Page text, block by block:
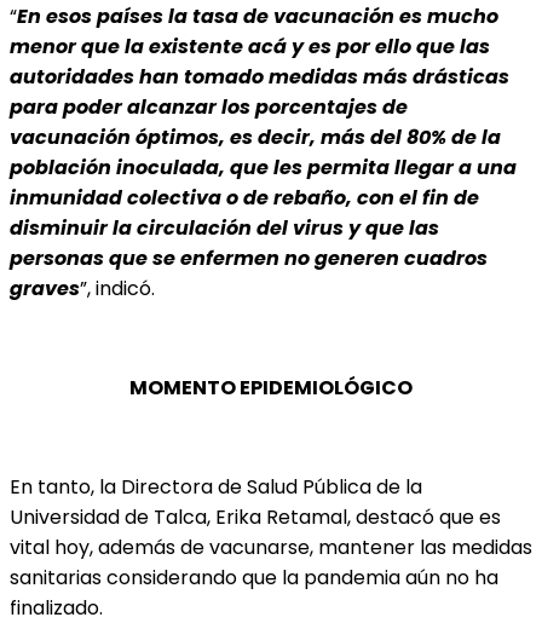
“En esos países la tasa de vacunación es mucho
menor que la existente acá y es por ello que las
autoridades han tomado medidas más drásticas
para poder alcanzar los porcentajes de
vacunación óptimos, es decir, más del 80% de la
población inoculada, que les permita llegar a una
inmunidad colectiva o de rebaño, con el fin de
disminuir la circulación del virus y que las
personas que se enfermen no generen cuadros
graves”, indicó.
MOMENTO EPIDEMIOLÓGICO
En tanto, la Directora de Salud Pública de la
Universidad de Talca, Erika Retamal, destacó que es
vital hoy, además de vacunarse, mantener las medidas
sanitarias considerando que la pandemia aún no ha
finalizado.